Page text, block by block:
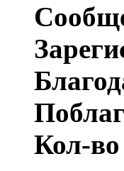
Кол-во